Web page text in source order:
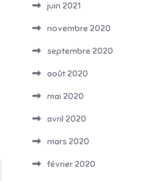
juin 2021
novembre 2020
septembre 2020
août 2020
mai 2020
avril 2020
mars 2020
février 2020